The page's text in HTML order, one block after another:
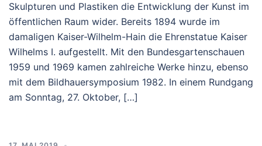
Skulpturen und Plastiken die Entwicklung der Kunst im
öffentlichen Raum wider. Bereits 1894 wurde im
damaligen Kaiser-Wilhelm-Hain die Ehrenstatue Kaiser
Wilhelms I. aufgestellt. Mit den Bundesgartenschauen
1959 und 1969 kamen zahlreiche Werke hinzu, ebenso
mit dem Bildhauersymposium 1982. In einem Rundgang
am Sonntag, 27. Oktober, […]